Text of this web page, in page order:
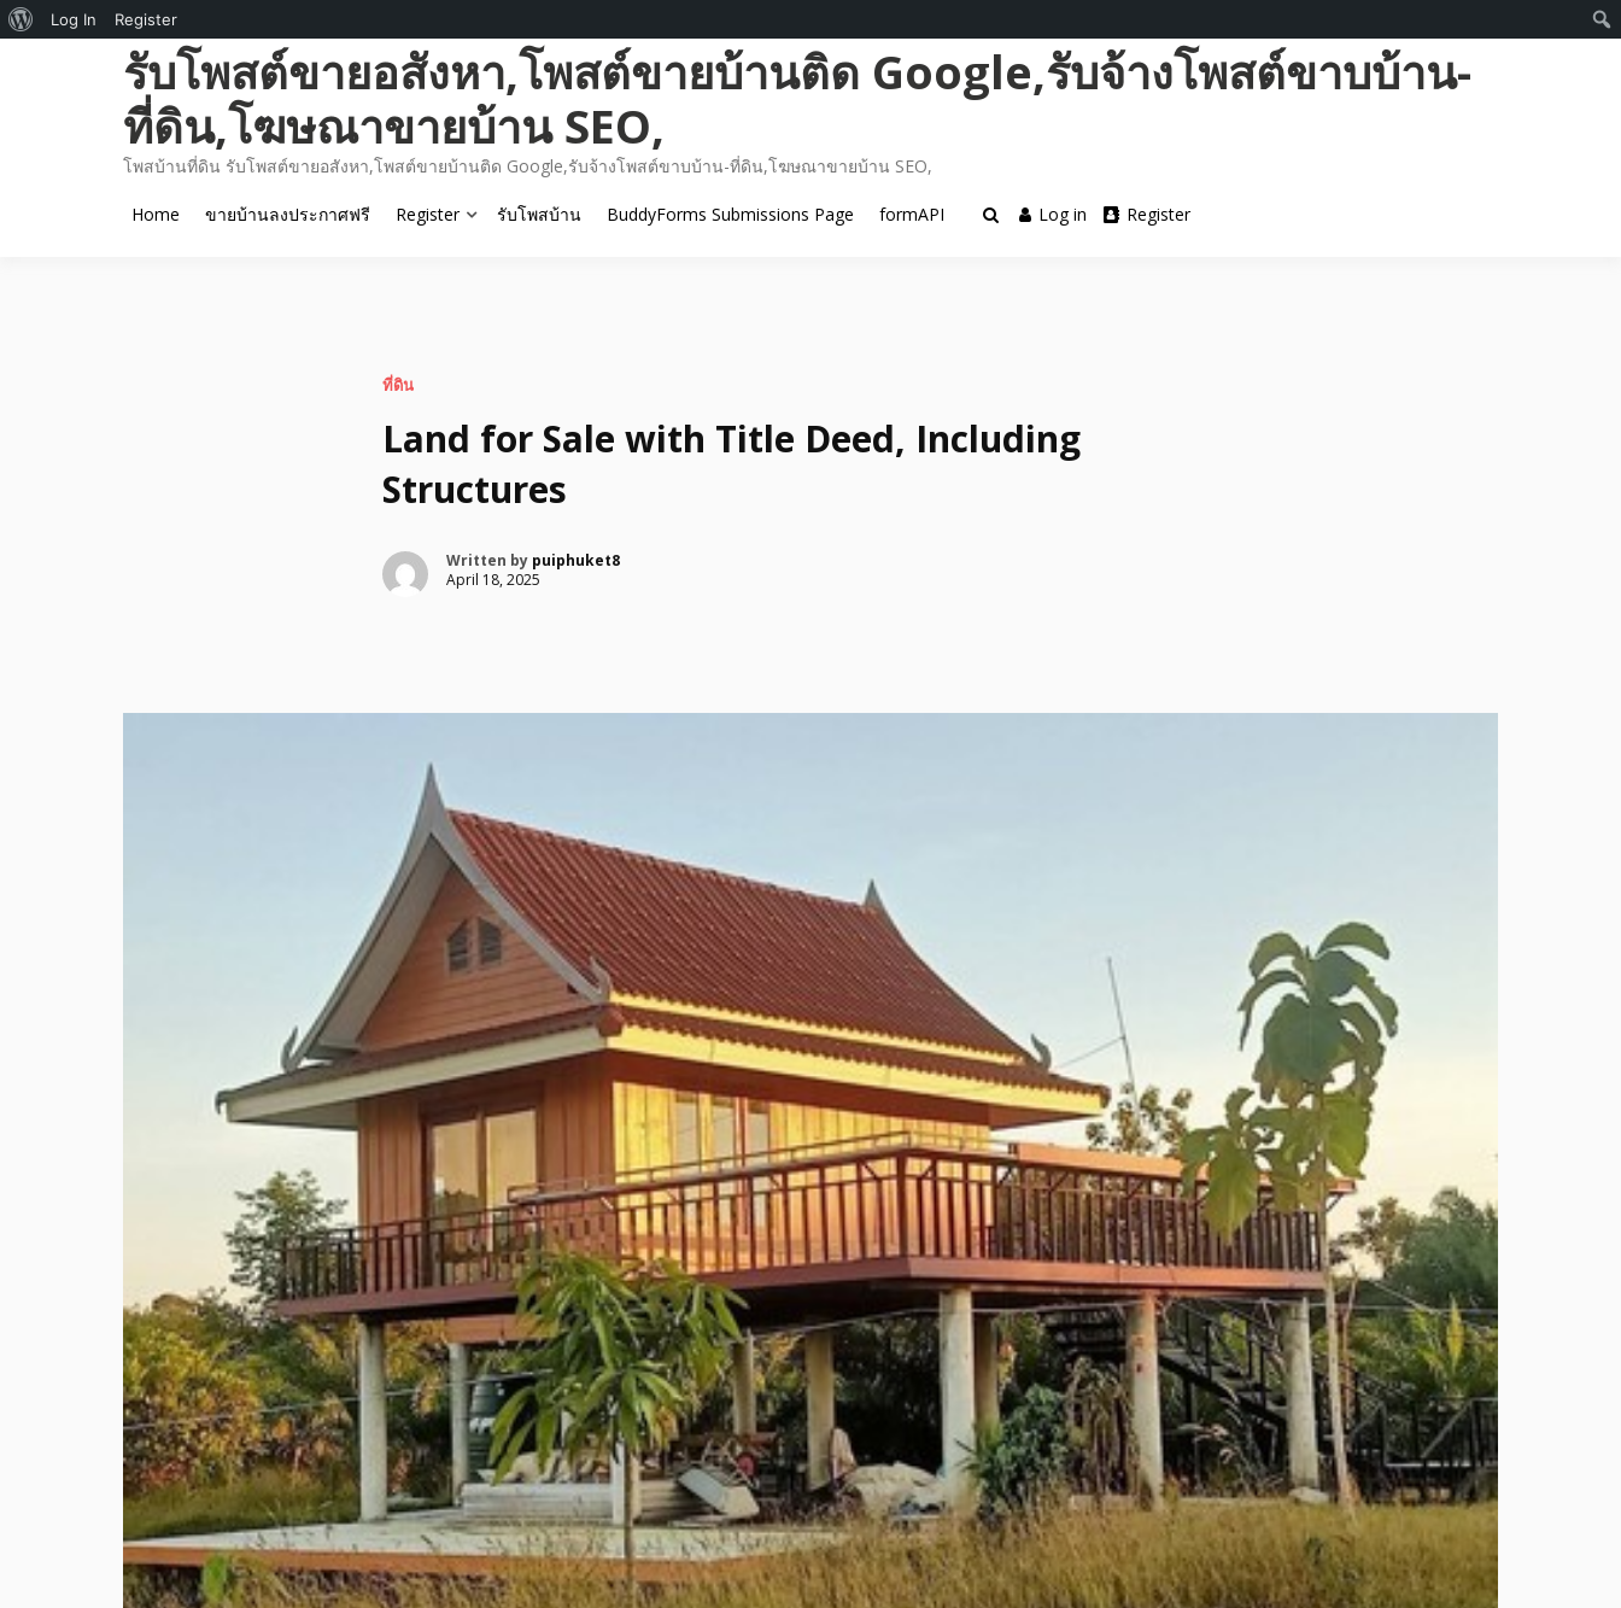
รับโพสต์ขายอสังหา,โพสต์ขายบ้านติด Google,รับจ้างโพสต์ขาบบ้าน-
ที่ดิน,โฆษณาขายบ้าน SEO,
โพสบ้านที่ดิน รับโพสต์ขายอสังหา,โพสต์ขายบ้านติด Google,รับจ้างโพสต์ขาบบ้าน-ที่ดิน,โฆษณาขายบ้าน SEO,
Home ขายบ้านลงประกาศฟรี Register รับโพสบ้าน BuddyForms Submissions Page formAPI Log in Register
ที่ดิน
Land for Sale with Title Deed, Including
Structures
Written by puiphuket8
April 18, 2025
About
Log In Register